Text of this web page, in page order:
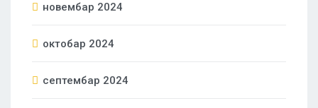
новембар 2024
октобар 2024
септембар 2024